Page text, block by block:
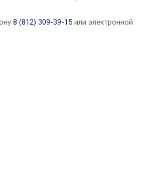
8 (812) 309-39-15 или электронной